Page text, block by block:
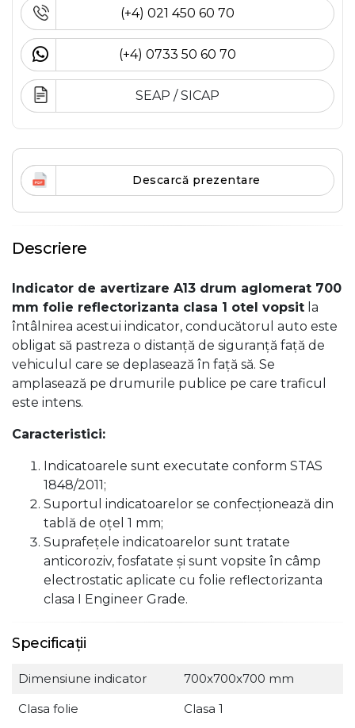
(+4) 021 450 60 70
(+4) 0733 50 60 70
SEAP / SICAP
Descarcă prezentare
Descriere
Indicator de avertizare A13 drum aglomerat 700
mm folie reflectorizanta clasa 1 otel vopsit la
întâlnirea acestui indicator, conducătorul auto este
obligat să pastreza o distanță de siguranță față de
vehiculul care se deplasează în față să. Se
amplasează pe drumurile publice pe care traficul
este intens.
Caracteristici:
Indicatoarele sunt executate conform STAS
1848/2011;
Suportul indicatoarelor se confecţionează din
tablă de oţel 1 mm;
Suprafeţele indicatoarelor sunt tratate
anticoroziv, fosfatate şi sunt vopsite în câmp
electrostatic aplicate cu folie reflectorizanta
clasa I Engineer Grade.
Specificații
Dimensiune indicator
700x700x700 mm
Clasa folie
Clasa 1